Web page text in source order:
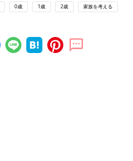
0歳 1歳 2歳 家族を考える